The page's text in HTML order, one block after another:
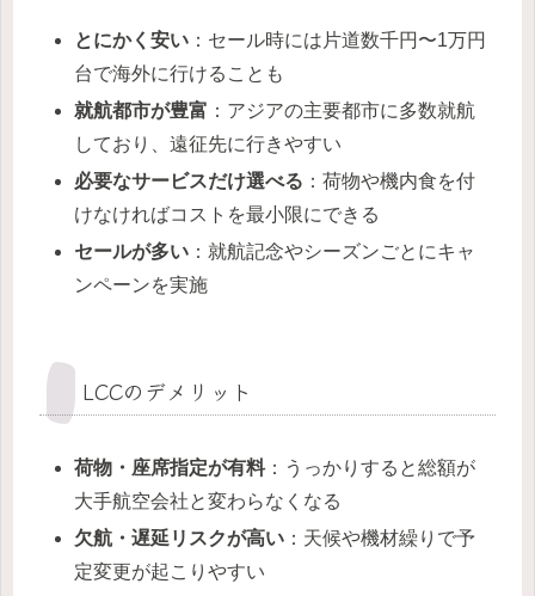
とにかく安い ：セール時には片道数千円〜1万円
台で海外に行けることも
就航都市が豊富 ：アジアの主要都市に多数就航
しており、遠征先に行きやすい
必要なサービスだけ選べる ：荷物や機内食を付
けなければコストを最小限にできる
セールが多い ：就航記念やシーズンごとにキャ
ンペーンを実施
LCCのデメリット
荷物・座席指定が有料：うっかりすると総額が
大手航空会社と変わらなくなる
欠航・遅延リスクが高い ：天候や機材繰りで予
定変更が起こりやすい